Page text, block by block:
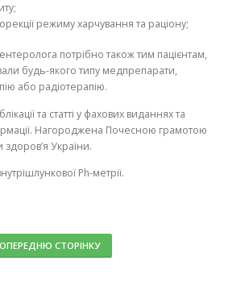
режиму харчування та раціону;
потрібно також тим пацієнтам,
будь-якого типу медпрепарати,
або радіотерапію.
та статті у фахових виданнях та
Нагороджена Почесною грамотою
здоров’я України.
Ph-метрії.
СТОРІНКУ